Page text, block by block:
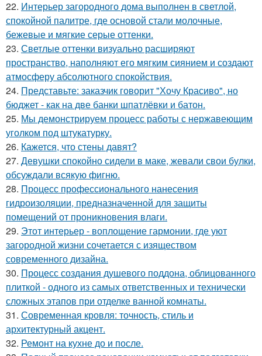
22. Интерьер загородного дома выполнен в светлой,
спокойной палитре, где основой стали молочные,
бежевые и мягкие серые оттенки.
23. Светлые оттенки визуально расширяют
пространство, наполняют его мягким сиянием и создают
атмосферу абсолютного спокойствия.
24. Представьте: заказчик говорит "Хочу Красиво", но
бюджет - как на две банки шпатлёвки и батон.
25. Мы демонстрируем процесс работы с нержавеющим
уголком под штукатурку.
26. Кажется, что стены давят?
27. Девушки спокойно сидели в маке, жевали свои булки,
обсуждали всякую фигню.
28. Процесс профессионального нанесения
гидроизоляции, предназначенной для защиты
помещений от проникновения влаги.
29. Этот интерьер - воплощение гармонии, где уют
загородной жизни сочетается с изяществом
современного дизайна.
30. Процесс создания душевого поддона, облицованного
плиткой - одного из самых ответственных и технически
сложных этапов при отделке ванной комнаты.
31. Современная кровля: точность, стиль и
архитектурный акцент.
32. Ремонт на кухне до и после.